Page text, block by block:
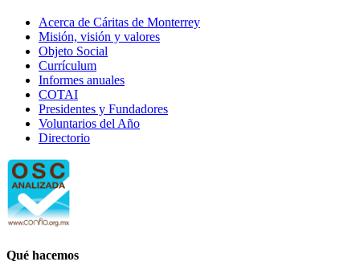
Acerca de Cáritas de Monterrey
Misión, visión y valores
Objeto Social
Currículum
Informes anuales
COTAI
Presidentes y Fundadores
Voluntarios del Año
Directorio
Qué hacemos